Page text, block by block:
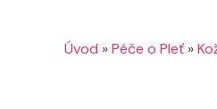
Úvod »Péče o Pleť »